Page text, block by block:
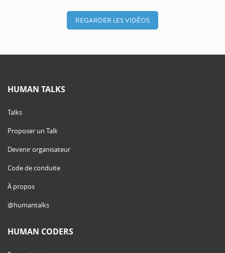
REGARDER LES VIDÉOS
HUMAN TALKS
Talks
Proposer un Talk
Devenir organisateur
Code de conduite
À propos
@humantalks
HUMAN CODERS